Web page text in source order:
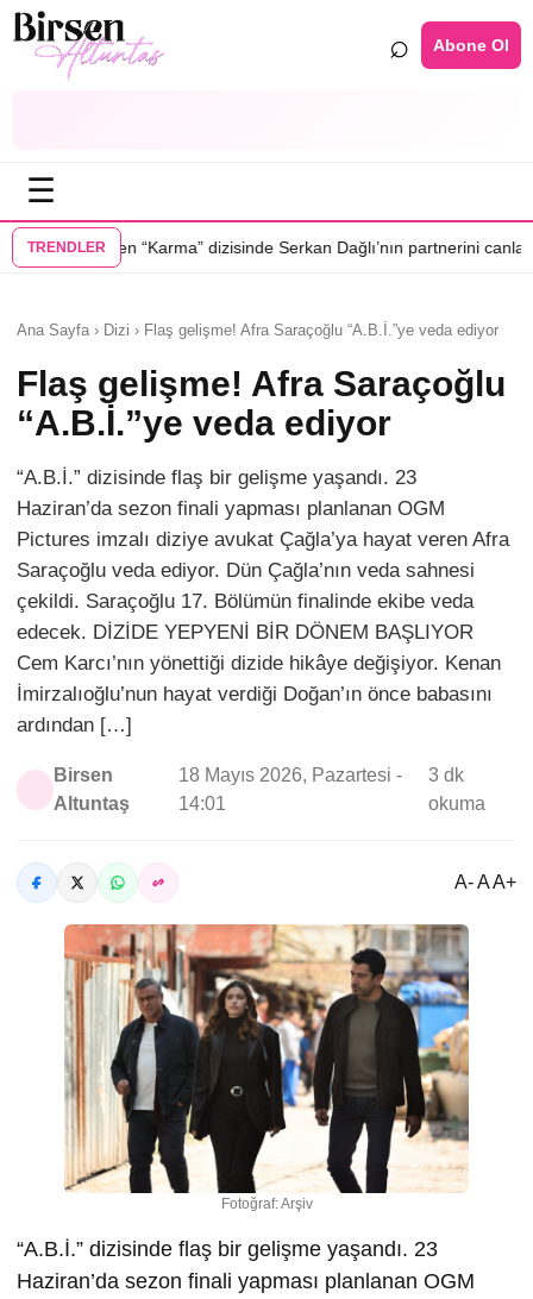
⌕ Abone Ol
☰
TRENDLER
dizisinde Serkan Dağlı’nın partnerini canlandıracak•Daha 17’ye
Ana Sayfa › Dizi › Flaş gelişme! Afra Saraçoğlu “A.B.İ.”ye veda ediyor
Flaş gelişme! Afra Saraçoğlu
“A.B.İ.”ye veda ediyor
“A.B.İ.” dizisinde flaş bir gelişme yaşandı. 23
Haziran’da sezon finali yapması planlanan OGM
Pictures imzalı diziye avukat Çağla’ya hayat veren Afra
Saraçoğlu veda ediyor. Dün Çağla’nın veda sahnesi
çekildi. Saraçoğlu 17. Bölümün finalinde ekibe veda
edecek. DİZİDE YEPYENİ BİR DÖNEM BAŞLIYOR
Cem Karcı’nın yönettiği dizide hikâye değişiyor. Kenan
İmirzalıoğlu’nun hayat verdiği Doğan’ın önce babasını
ardından […]
Birsen
Altuntaş
18 Mayıs 2026, Pazartesi -
14:01
3 dk
okuma
A- A A+
Fotoğraf: Arşiv
“A.B.İ.” dizisinde flaş bir gelişme yaşandı. 23
Haziran’da sezon finali yapması planlanan OGM